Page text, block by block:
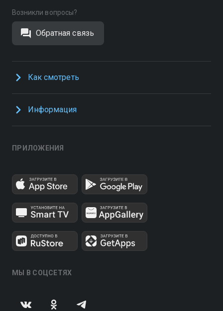
Возникли вопросы?
Обратная связь
Как смотреть
Информация
ПРИЛОЖЕНИЯ
МЫ В СОЦСЕТЯХ